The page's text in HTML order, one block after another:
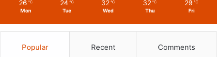
26 ℃
Mon
24 ℃
Tue
32 ℃
Wed
32 ℃
Thu
29 ℃
Fri
Popular Recent Comments